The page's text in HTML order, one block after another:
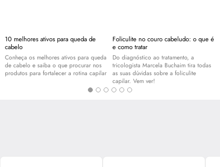
10 melhores ativos para queda de
cabelo
Conheça os melhores ativos para queda
de cabelo e saiba o que procurar nos
produtos para fortalecer a rotina capilar
Foliculite no couro cabeludo: o que é
e como tratar
Do diagnóstico ao tratamento, a
tricologista Marcela Buchaim tira todas
as suas dúvidas sobre a foliculite
capilar. Vem ver!